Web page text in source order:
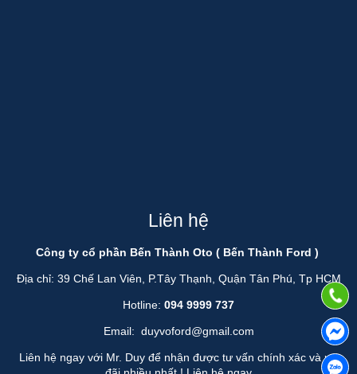
Liên hệ
Công ty cổ phần Bến Thành Oto ( Bến Thành Ford )
Địa chỉ: 39 Chế Lan Viên, P.Tây Thạnh, Quận Tân Phú, Tp HCM
Hotline: 094 9999 737
Email: duyvoford@gmail.com
Liên hệ ngay với Mr. Duy để nhận được tư vấn chính xác và ưu